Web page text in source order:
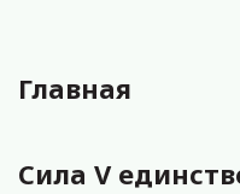
Главная
Сила V